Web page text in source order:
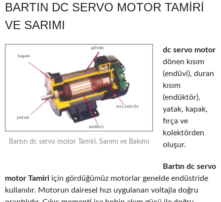
BARTIN DC SERVO MOTOR TAMIRI
VE SARIMI
Bartın dc servo motor Tamiri, Sarımı ve Bakımı
dc servo motor
dönen kısım
(endüvi), duran
kısım
(endüktör),
yatak, kapak,
fırça ve
kolektörden
oluşur.
Bartın dc servo
motor Tamiri için gördüğümüz motorlar genelde endüstride
kullanılır. Motorun dairesel hızı uygulanan voltajla doğru